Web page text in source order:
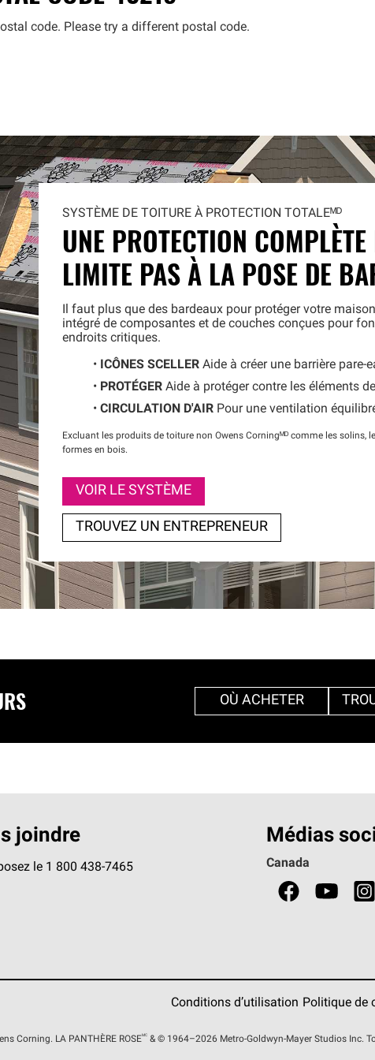
code. Please try a different postal code.
SYSTÈME DE TOITURE À PROTECTION TOTALEᴹᴰ
UNE PROTECTION COMPLÈTE
LIMITE PAS À LA POSE DE
Il faut plus que des bardeaux pour protéger votre
intégré de composantes et de couches conçues pour
endroits critiques.
ICÔNES SCELLER Aide à créer une barrière pare-
PROTÉGER Aide à protéger contre les éléments
CIRCULATION D'AIR Pour une ventilation
Excluant les produits de toiture non Owens Corningᴹᴰ comme les solins,
formes en bois.
VOIR LE SYSTÈME
TROUVEZ UN ENTREPRENEUR
OÙ ACHETER
joindre
le 1 800 438-7465
Médias
Canada
Conditions d’utilisation Politique de
Corning. LA PANTHÈRE ROSEMC& © 1964–2026 Metro-Goldwyn-Mayer Studios Inc.